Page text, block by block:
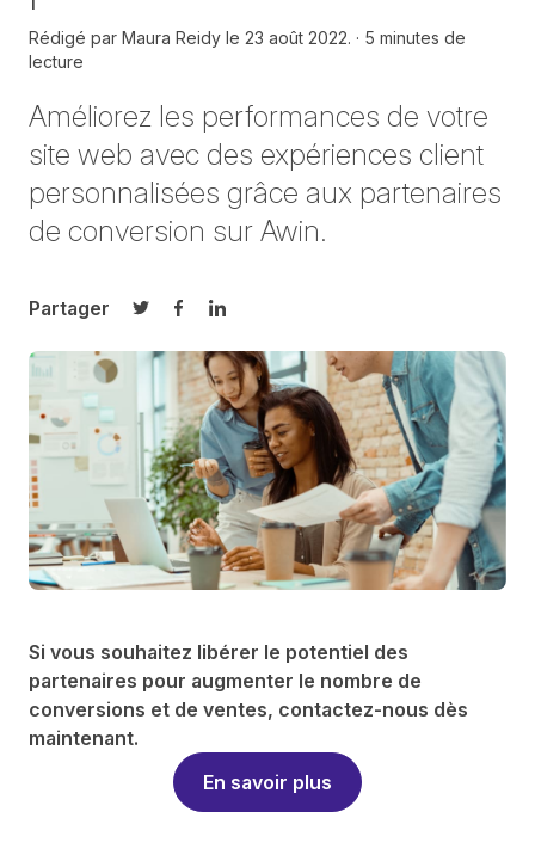
Rédigé par Maura Reidy le 23 août 2022.
5 minutes de
lecture
Améliorez les performances de votre
site web avec des expériences client
personnalisées grâce aux partenaires
de conversion sur Awin.
Partager
Partager sur Twitter
Partager sur Facebook
Partager sur LinkedIn
Si vous souhaitez libérer le potentiel des
partenaires pour augmenter le nombre de
conversions et de ventes, contactez-nous dès
maintenant.
En savoir plus